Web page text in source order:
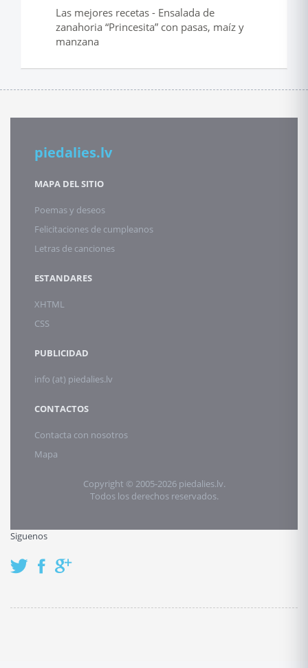
Las mejores recetas - Ensalada de
zanahoria “Princesita” con pasas, maíz y
manzana
piedalies.lv
MAPA DEL SITIO
Poemas y deseos
Felicitaciones de cumpleanos
Letras de canciones
ESTANDARES
XHTML
CSS
PUBLICIDAD
info (at) piedalies.lv
CONTACTOS
Contacta con nosotros
Mapa
Copyright © 2005-2026 piedalies.lv.
Todos los derechos reservados.
Siguenos